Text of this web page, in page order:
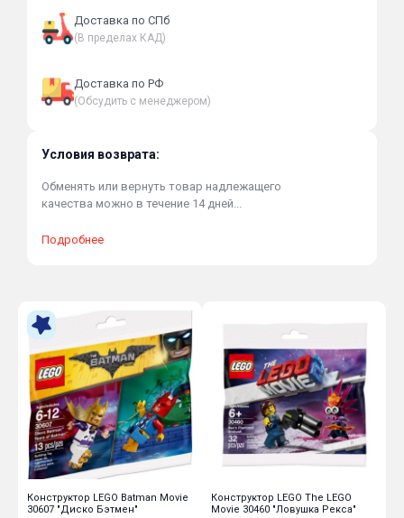
Доставка по СПб
(В пределах КАД)
Доставка по РФ
(Обсудить с менеджером)
Условия возврата:
Обменять или вернуть товар надлежащего
качества можно в течение 14 дней...
Подробнее
Конструктор LEGO Batman Movie
30607 "Диско Бэтмен"
Конструктор LEGO The LEGO
Movie 30460 "Ловушка Рекса"